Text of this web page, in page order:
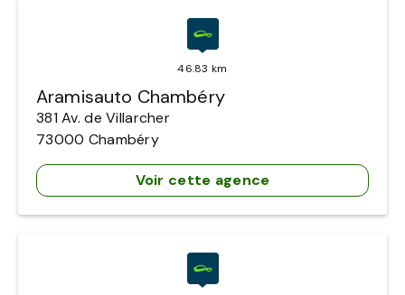
46.83 km
Aramisauto Chambéry
381 Av. de Villarcher
73000 Chambéry
Voir cette agence